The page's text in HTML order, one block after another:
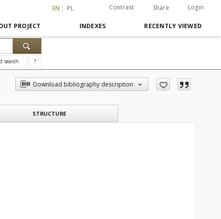
EN PL Contrast Share Login
PROJECT INDEXES RECENTLY VIEWED
search ?
Download bibliography description
STRUCTURE